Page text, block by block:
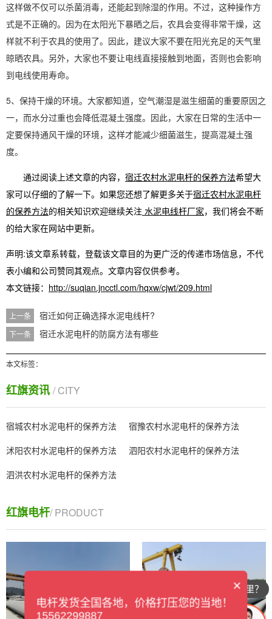
这样做不仅可以杀菌消毒，还能起到除湿的作用。不过，这种操作方
式是不正确的。因为在太阳光下暴晒之后，农具会变得非常干燥，这
样就不利于农具的使用了。因此，建议大家不要在阳光充足的天气里
晾晒农具。另外，大家也不要让电线直接接触到地面，否则也会影响
到电线使用寿命。
5、保持干燥的环境。大家都知道，空气潮湿是滋生细菌的重要原因之
一，而水分过重也会降低混凝土强度。因此，大家在日常的生活中一
定要保持通风干燥的环境，这样才能减少细菌滋生，提高混凝土强
度。
通过阅读上述文章的内容， 宿迁农村水泥电杆的保养方法希望大
家可以仔细的了解一下。如果您还想了解更多关于宿迁农村水泥电杆
的保养方法的相关知识欢迎继续关注 水泥电线杆厂家，我们将会不断
的给大家在网站中更新。
声明:该文章系转载，登载该文章目的为更广泛的传递市场信息，不代
表小编和公司赞同其观点。文章内容仅供参考。
本文链接： http://suqian.jncctl.com/hqxw/cjwt/209.html
上一条 宿迁如何正确选择水泥电线杆?
下一条 宿迁水泥电杆的防腐方法有哪些
本文标签：
红旗资讯 / CITY
宿城农村水泥电杆的保养方法
宿豫农村水泥电杆的保养方法
沭阳农村水泥电杆的保养方法
泗阳农村水泥电杆的保养方法
泗洪农村水泥电杆的保养方法
红旗电杆/ PRODUCT
你们公司在哪里？
×
电杆发货全国各地，价格打压您的当地！
15562299887